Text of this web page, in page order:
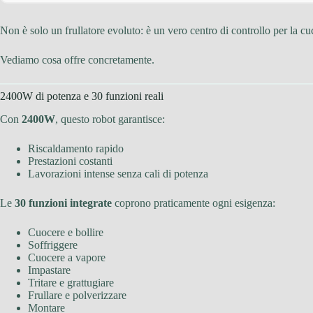
Non è solo un frullatore evoluto: è un vero centro di controllo per la
Vediamo cosa offre concretamente.
2400W di potenza e 30 funzioni reali
Con 2400W, questo robot garantisce:
Riscaldamento rapido
Prestazioni costanti
Lavorazioni intense senza cali di potenza
Le 30 funzioni integrate coprono praticamente ogni esigenza:
Cuocere e bollire
Soffriggere
Cuocere a vapore
Impastare
Tritare e grattugiare
Frullare e polverizzare
Montare